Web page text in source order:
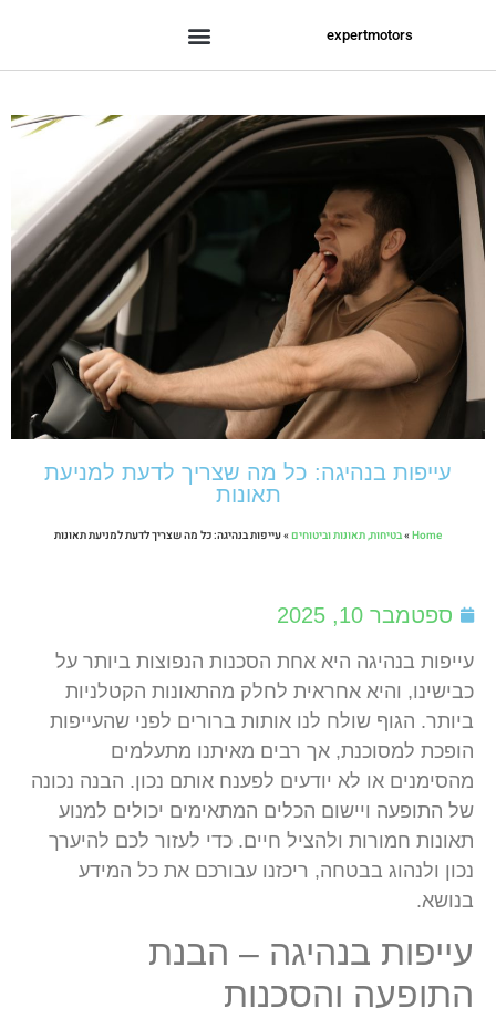
expertmotors
עייפות בנהיגה: כל מה שצריך לדעת למניעת
תאונות
Home
»בטיחות, תאונות וביטוחים»עייפות בנהיגה: כל מה שצריך לדעת למניעת תאונות
ספטמבר 10, 2025
עייפות בנהיגה היא אחת הסכנות הנפוצות ביותר על
כבישינו, והיא אחראית לחלק מהתאונות הקטלניות
ביותר. הגוף שולח לנו אותות ברורים לפני שהעייפות
הופכת למסוכנת, אך רבים מאיתנו מתעלמים
מהסימנים או לא יודעים לפענח אותם נכון. הבנה נכונה
של התופעה ויישום הכלים המתאימים יכולים למנוע
תאונות חמורות ולהציל חיים. כדי לעזור לכם להיערך
נכון ולנהוג בבטחה, ריכזנו עבורכם את כל המידע
בנושא.
עייפות בנהיגה – הבנת
התופעה והסכנות